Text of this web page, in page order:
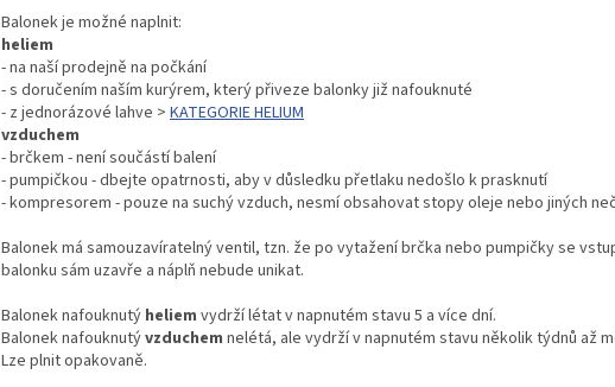
Balonek je možné naplnit:
heliem
- na naší prodejně na počkání
- s doručením naším kurýrem, který přiveze balonky již nafouknuté
- z jednorázové lahve > KATEGORIE HELIUM
vzduchem
- brčkem - není součástí balení
- pumpičkou - dbejte opatrnosti, aby v důsledku přetlaku nedošlo k prasknutí
- kompresorem - pouze na suchý vzduch, nesmí obsahovat stopy oleje nebo jiných
Balonek má samouzavíratelný ventil, tzn. že po vytažení brčka nebo pumpičky se
balonku sám uzavře a náplň nebude unikat.
Balonek nafouknutý heliem vydrží létat v napnutém stavu 5 a více dní.
Balonek nafouknutývzduchem nelétá, ale vydrží v napnutém stavu několik týdnů až
Lze plnit opakovaně.